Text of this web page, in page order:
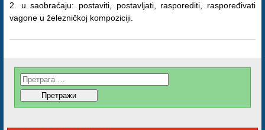
2. u saobraćaju: postaviti, postavljati, rasporediti, raspoređivati
vagone u železničkoj kompoziciji.